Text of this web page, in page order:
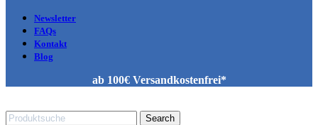
Newsletter
FAQs
Kontakt
Blog
ab 100€ Versandkostenfrei*
Search